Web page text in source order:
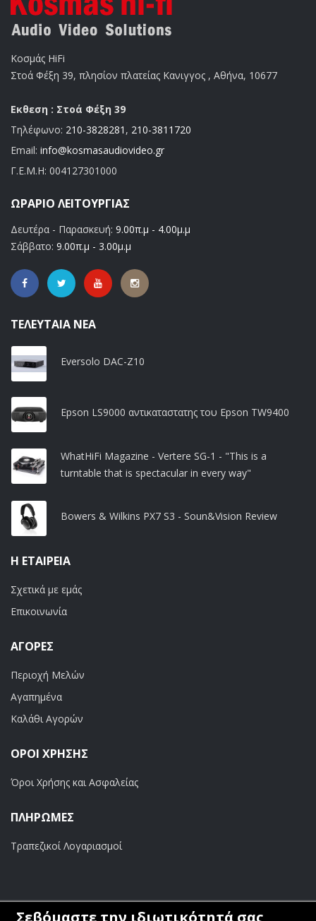
Κοσμάς HiFi
Στοά Φέξη 39, πλησίον πλατείας Κανιγγος , Αθήνα, 10677
Εκθεση : Στοά Φέξη 39
Τηλέφωνο: 210-3828281 , 210-3811720
Email: info@kosmasaudiovideo.gr
Γ.Ε.Μ.Η: 004127301000
ΩΡΆΡΙΟ ΛΕΙΤΟΥΡΓΊΑΣ
Δευτέρα - Παρασκευή: 9.00π.μ - 4.00μ.μ
Σάββατο: 9.00π.μ - 3.00μ.μ
ΤΕΛΕΥΤΑΊΑ ΝΈΑ
Eversolo DAC-Z10
Epson LS9000 αντικαταστατης του Epson TW9400
WhatHiFi Magazine - Vertere SG-1 - "This is a
turntable that is spectacular in every way"
Bowers & Wilkins PX7 S3 - Soun&Vision Review
Η ΕΤΑΙΡΕΊΑ
Σχετικά με εμάς
Επικοινωνία
ΑΓΟΡΈΣ
Περιοχή Μελών
Αγαπημένα
Καλάθι Αγορών
ΟΡΟΙ ΧΡΗΣΗΣ
Όροι Χρήσης και Ασφαλείας
ΠΛΗΡΩΜΕΣ
Τραπεζικοί Λογαριασμοί
Σεβόμαστε την ιδιωτικότητά σας